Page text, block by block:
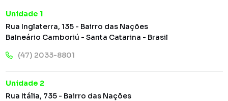
Unidade 1
Rua Inglaterra, 135 - Bairro das Nações
Balneário Camboriú - Santa Catarina - Brasil
(47) 2033-8801
Unidade 2
Rua Itália, 735 - Bairro das Nações